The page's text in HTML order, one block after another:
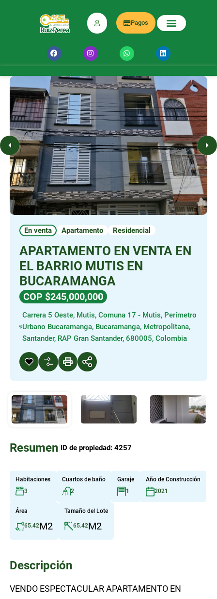
Pagos
En venta Apartamento Residencial
APARTAMENTO EN VENTA EN
EL BARRIO MUTIS EN
BUCARAMANGA
COP $245,000,000
Carrera 5 Oeste, Mutis, Comuna 17 - Mutis, Perímetro
Urbano Bucaramanga, Bucaramanga, Metropolitana,
Santander, RAP Gran Santander, 680005, Colombia
Resumen ID de propiedad: 4257
Habitaciones
3
Cuartos de baño
2
Garaje
1
Año de Construcción
2021
Área
65.42M2
Tamaño del Lote
65.42M2
Descripción
VENDO ESPECTACULAR APARTAMENTO EN